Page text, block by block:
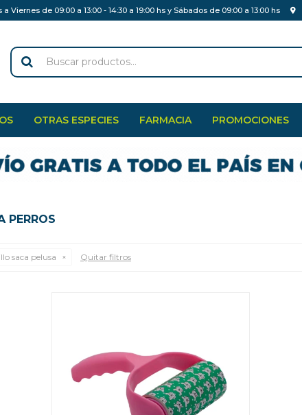
OTRAS ESPECIES FARMACIA PROMOCIONES
a Viernes de 09:00 a 13:00 - 14:30 a 19:00 hs y Sábados de 09:00 a 13:00 hs
PERROS
saca pelusa Quitar filtros